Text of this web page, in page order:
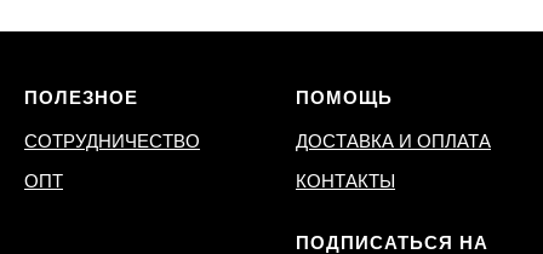
ПОЛЕЗНОЕ
СОТРУДНИЧЕСТВО
ОПТ
ПОМОЩЬ
ДОСТАВКА И ОПЛАТА
КОНТАКТЫ
ПОДПИСАТЬСЯ НА